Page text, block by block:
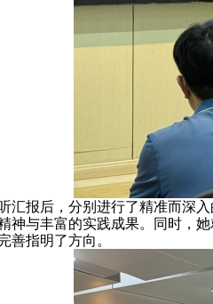
汇报后，分别进行了精准而深
神与丰富的实践成果。同时，
善指明了方向。